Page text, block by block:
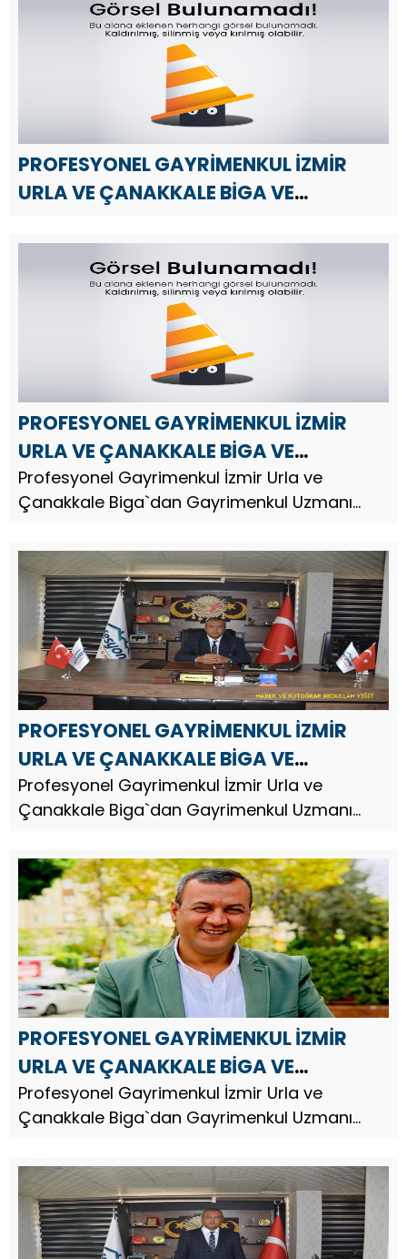
kutlama mesajı yayınladı.
PROFESYONEL GAYRİMENKUL İZMİR
URLA VE ÇANAKKALE BİGA VE
NİSAN MESAJI
PROFESYONEL GAYRİMENKUL İZMİR
URLA VE ÇANAKKALE BİGA VE
GAZİANTEP`DEN MEHMET TAŞ`DAN 10
NİSAN POLİS HAFTASI MESAJI
Profesyonel Gayrimenkul İzmir Urla ve
Çanakkale Biga`dan Gayrimenkul Uzmanı
Türk Polis Teşkilatı’nın 181.
PROFESYONEL GAYRİMENKUL İZMİR
URLA VE ÇANAKKALE BİGA VE
GAZİANTEP`DEN MEHMET TAŞ`DAN
RAMAZAN BAYRAMI MESAJI
Profesyonel Gayrimenkul İzmir Urla ve
Çanakkale Biga`dan Gayrimenkul Uzmanı
Ramazan Bayramı dolayısıyla bir mesaj
yayınladı.
PROFESYONEL GAYRİMENKUL İZMİR
URLA VE ÇANAKKALE BİGA VE
GAZİANTEP`DEN MEHMET TAŞ`DAN
KADİR GECESİ MESAJI
Profesyonel Gayrimenkul İzmir Urla ve
Çanakkale Biga`dan Gayrimenkul Uzmanı
Kadir Gecesi dolayısıyla bir mesaj yayınladı.